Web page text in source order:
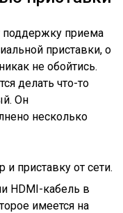
поддержку приема
приставки, о
не обойтись.
делать что-то
Он
несколько
и приставку от сети.
HDMI-кабель в
имеется на